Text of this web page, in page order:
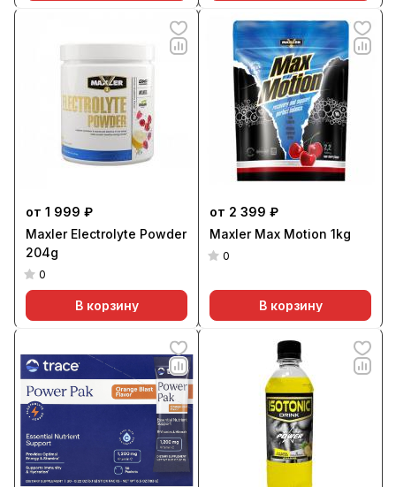
от 1 999 ₽
Maxler Electrolyte Powder
204g
0
В корзину
от 2 399 ₽
Maxler Max Motion 1kg
0
В корзину